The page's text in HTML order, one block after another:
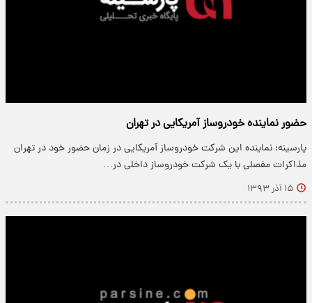
حضور نماینده خودروساز آمریکایی در تهران
پارسینه: نماینده این شرکت خودروساز آمریکایی در زمان حضور خود در تهران
مذاکرات مفصلی با یک شرکت خودروساز داخلی در…
۱۵ آذر ۱۳۹۳